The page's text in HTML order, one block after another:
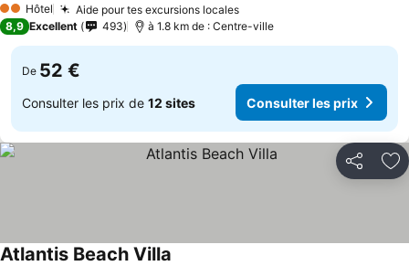
2 Étoiles
Hôtel Aide pour tes excursions locales
8,9 Excellent 493 à 1.8 km de : Centre-ville
De 52 €
Consulter les prix de 12 sites Consulter les prix
Partager
Atlantis Beach Villa